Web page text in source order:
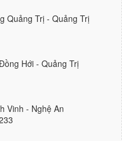
Quảng Trị - Quảng Trị
Hới - Quảng Trị
Vinh - Nghệ An